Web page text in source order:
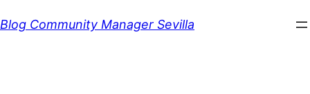
al
Blog Community Manager Sevilla